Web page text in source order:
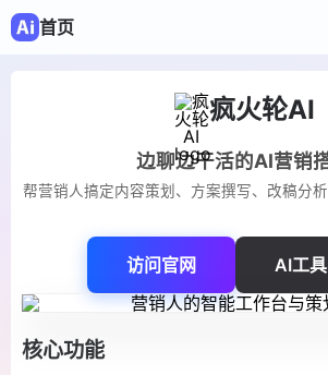
首页
疯火轮AI
边聊边干活的AI营销
帮营销人搞定内容策划、方案撰写、改稿分
访问官网 AI工
核心功能